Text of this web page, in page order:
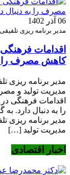
06 آذر 1402
مدیر برنامه ریزی
کاهش مصرف را
مدیر برنامه
مدیریت تولید و
را به دنبال دارد.
مدیر برنامه
مدیریت تولید […]
اخبار اقتصادی